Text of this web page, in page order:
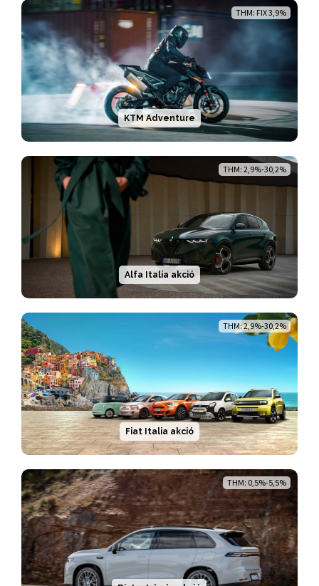
THM: FIX 3,9%
KTM Adventure
THM: 2,9%-30,2%
Alfa Italia akció
THM: 2,9%-30,2%
Fiat Italia akció
THM: 0,5%-5,5%